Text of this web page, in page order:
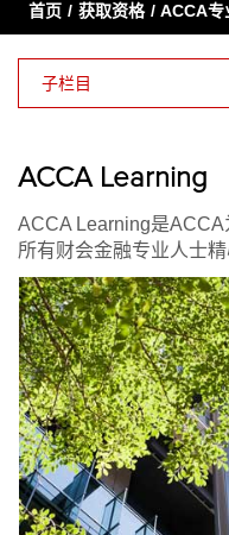
首页 获取资格 ACCA专
子栏目
ACCA Learning
ACCA Learning是
所有财会金融专业人士